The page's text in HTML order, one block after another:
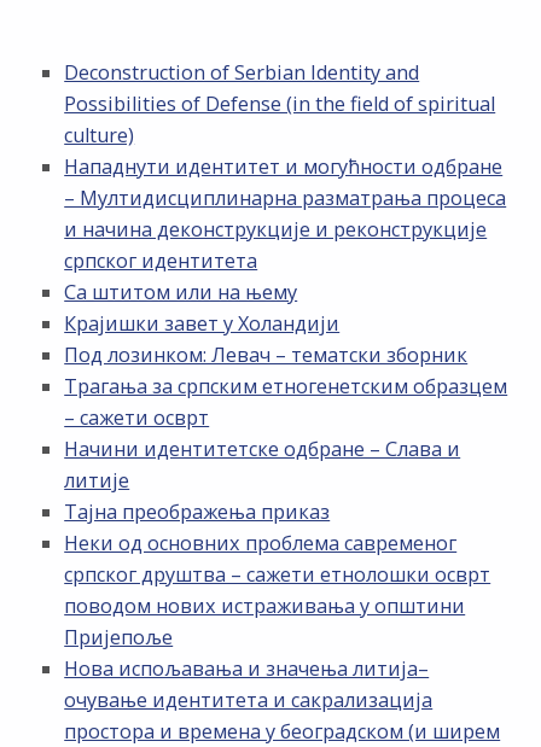
Deconstruction of Serbian Identity and
Possibilities of Defense (in the field of spiritual
culture)
Нападнути идентитет и могућности одбране
– Мултидисциплинарна разматрања процеса
и начина деконструкције и реконструкције
српског идентитета
Са штитом или на њему
Крајишки завет у Холандији
Под лозинком: Левач – тематски зборник
Трагања за српским етногенетским образцем
– сажети осврт
Начини идентитетске одбране – Слава и
литије
Тајна преображења приказ
Неки од основних проблема савременог
српског друштва – сажети етнолошки осврт
поводом нових истраживања у општини
Пријепоље
Нова испољавања и значења литија–
очување идентитета и сакрализација
простора и времена у београдском (и ширем